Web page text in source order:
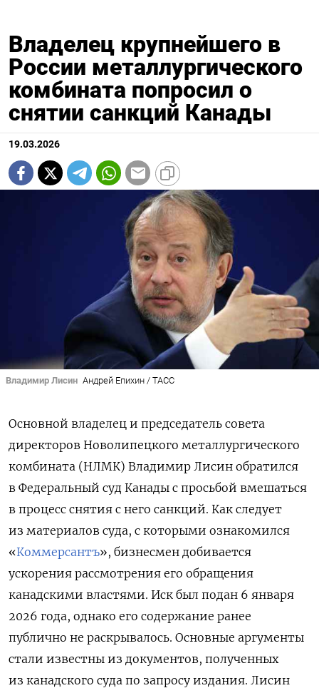
Владелец крупнейшего в
России металлургического
комбината попросил о
снятии санкций Канады
19.03.2026
Владимир Лисин Андрей Епихин / ТАСС
Основной владелец и председатель совета
директоров Новолипецкого металлургического
комбината (НЛМК) Владимир Лисин обратился
в Федеральный суд Канады с просьбой вмешаться
в процесс снятия с него санкций. Как следует
из материалов суда, с которыми ознакомился
«Коммерсантъ», бизнесмен добивается
ускорения рассмотрения его обращения
канадскими властями. Иск был подан 6 января
2026 года, однако его содержание ранее
публично не раскрывалось. Основные аргументы
стали известны из документов, полученных
из канадского суда по запросу издания. Лисин